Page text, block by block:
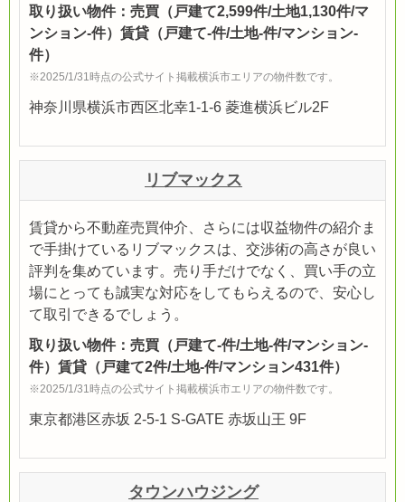
取り扱い物件：売買（戸建て2,599件/土地1,130件/マ
ンション-件）賃貸（戸建て-件/土地-件/マンション-
件）
※2025/1/31時点の公式サイト掲載横浜市エリアの物件数です。
神奈川県横浜市西区北幸1-1-6 菱進横浜ビル2F
リブマックス
賃貸から不動産売買仲介、さらには収益物件の紹介ま
で手掛けているリブマックスは、交渉術の高さが良い
評判を集めています。売り手だけでなく、買い手の立
場にとっても誠実な対応をしてもらえるので、安心し
て取引できるでしょう。
取り扱い物件：売買（戸建て-件/土地-件/マンション-
件）賃貸（戸建て2件/土地-件/マンション431件）
※2025/1/31時点の公式サイト掲載横浜市エリアの物件数です。
東京都港区赤坂 2-5-1 S-GATE 赤坂山王 9F
タウンハウジング